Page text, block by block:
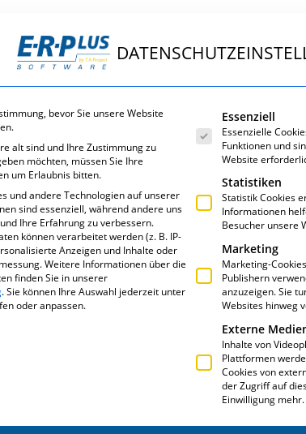
APPS VON
bevor Sie unsere Website
alt sind und Ihre Zustimmung zu
möchten, müssen Sie Ihre
um Erlaubnis bitten.
und andere Technologien auf unserer
sind essenziell, während andere uns
Ihre Erfahrung zu verbessern.
können verarbeitet werden (z. B. IP-
Anzeigen und Inhalte oder
Weitere Informationen über die
finden Sie in unserer
.Sie können Ihre Auswahl jederzeit unter
oder anpassen.
Es folgt eine
Essenziell
Essenzielle
Funktionen und
Website
Statistiken
Statistik Cookies
Informationen
Besucher unsere
Marketing
Marketing-
Publishern
anzuzeigen. Sie
Websites hinweg
Externe
Inhalte von
Plattformen
Cookies von
der Zugriff auf
Einwilligung mehr.